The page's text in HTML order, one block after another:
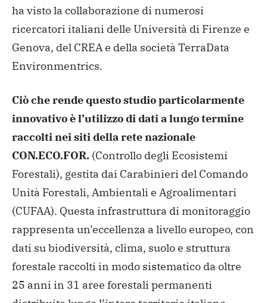
ha visto la collaborazione di numerosi
ricercatori italiani delle Università di Firenze e
Genova, del CREA e della società TerraData
Environmentrics.
Ciò che rende questo studio particolarmente
innovativo è l’utilizzo di dati a lungo termine
raccolti nei siti della rete nazionale
CON.ECO.FOR. (Controllo degli Ecosistemi
Forestali), gestita dai Carabinieri del Comando
Unità Forestali, Ambientali e Agroalimentari
(CUFAA). Questa infrastruttura di monitoraggio
rappresenta un’eccellenza a livello europeo, con
dati su biodiversità, clima, suolo e struttura
forestale raccolti in modo sistematico da oltre
25 anni in 31 aree forestali permanenti